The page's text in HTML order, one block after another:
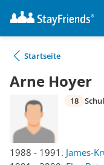
Startseite
Arne Hoyer
1988 - 1991: James-
18